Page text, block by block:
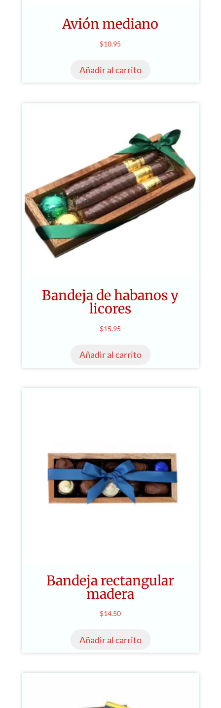
Avión mediano
$10.95
Añadir al carrito
Bandeja de habanos y
licores
$15.95
Añadir al carrito
Bandeja rectangular
madera
$14.50
Añadir al carrito